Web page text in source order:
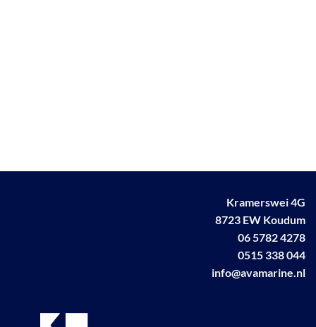
Kramerswei 4G
8723 EW Koudum
06 5782 4278
0515 338 044
info@avamarine.nl